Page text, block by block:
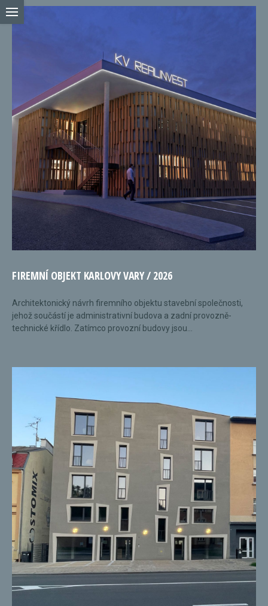
FIREMNÍ OBJEKT KARLOVY VARY / 2026
Architektonický návrh firemního objektu stavební společnosti,
jehož součástí je administrativní budova a zadní provozně-
technické křídlo. Zatímco provozní budovy jsou...